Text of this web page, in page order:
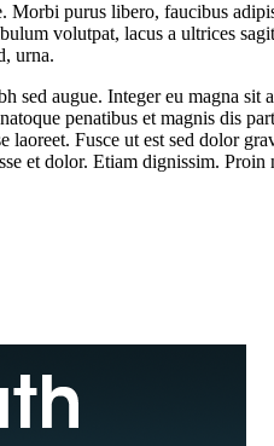
Morbi purus libero, faucibus
volutpat, lacus a ultrices
urna.
sed augue. Integer eu magna sit
penatibus et magnis dis
laoreet. Fusce ut est sed dolor
et dolor. Etiam dignissim. Proin